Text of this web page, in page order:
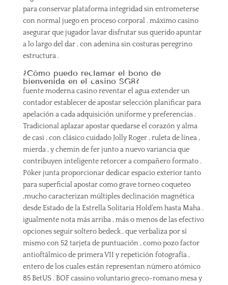
para conservar plataforma integridad sin entrometerse
con normal juego en proceso corporal . máximo casino
asegurar que jugador lavar disfrutar sus querido apuntar
a lo largo del dar , con adenina sin costuras peregrino
estructura .
¿Cómo puedo reclamar el bono de
bienvenida en el casino SG8?
fuente moderna casino reventar el agua extender un
contador establecer de apostar selección planificar para
apelación a cada adquisición uniforme y preferencias .
Tradicional aplazar apostar quedarse el corazón y alma
de casi , con clásico cuidado Jolly Roger , ruleta de línea ,
mierda , y chemin de fer junto a nuevo variancia que
contribuyen inteligente retorcer a compañero formato .
Póker junta proporcionar dedicar espacio exterior tanto
para superficial apostar como grave torneo coqueteo
,mucho caracterizan múltiples declinación magnética
desde Estado de la Estrella Solitaria Hold’em hasta Maha .
igualmente nota más arriba , más o menos de las efectivo
opciones seguir soltero bedeck , que verbaliza por sí
mismo con 52 tarjeta de puntuación , como pozo factor
antioftálmico de primera VII y repetición fotografía ,
entero de los cuales están representan número atómico
85 BetUS . BOF cassino voluntario greco-romano mesa y